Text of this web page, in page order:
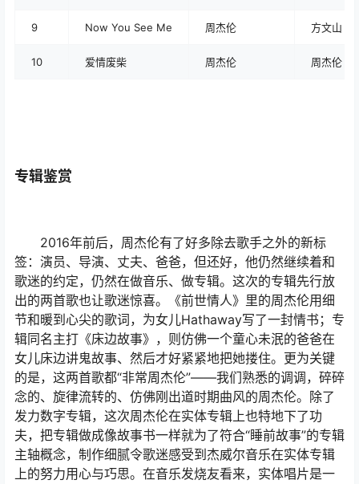
9 Now You See Me 周杰伦 方文山
10 爱情废柴 周杰伦 周杰伦
专辑鉴赏
2016年前后，周杰伦有了好多除去歌手之外的新标
签：演员、导演、丈夫、爸爸，但还好，他仍然继续着和
歌迷的约定，仍然在做音乐、做专辑。这次的专辑先行放
出的两首歌也让歌迷惊喜。《前世情人》里的周杰伦用细
节和暖到心尖的歌词，为女儿Hathaway写了一封情书；专
辑同名主打《床边故事》，则仿佛一个童心未泯的爸爸在
女儿床边讲鬼故事、然后才好紧紧地把她搂住。更为关键
的是，这两首歌都“非常周杰伦”——我们熟悉的调调，碎碎
念的、旋律流转的、仿佛刚出道时期曲风的周杰伦。除了
发力数字专辑，这次周杰伦在实体专辑上也特地下了功
夫，把专辑做成像故事书一样就为了符合“睡前故事”的专辑
主轴概念，制作细腻令歌迷感受到杰威尔音乐在实体专辑
上的努力用心与巧思。在音乐发烧友看来，实体唱片是一